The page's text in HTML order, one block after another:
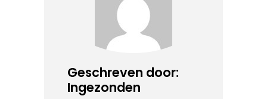
Geschreven door:
Ingezonden